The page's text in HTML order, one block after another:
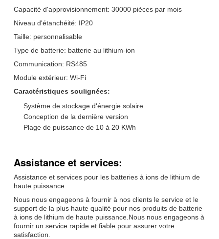
Capacité d'approvisionnement: 30000 pièces par mois
Niveau d'étanchéité: IP20
Taille: personnalisable
Type de batterie: batterie au lithium-ion
Communication: RS485
Module extérieur: Wi-Fi
Caractéristiques soulignées:
Système de stockage d'énergie solaire
Conception de la dernière version
Plage de puissance de 10 à 20 KWh
Assistance et services:
Assistance et services pour les batteries à ions de lithium de
haute puissance
Nous nous engageons à fournir à nos clients le service et le
support de la plus haute qualité pour nos produits de batterie
à ions de lithium de haute puissance.Nous nous engageons à
fournir un service rapide et fiable pour assurer votre
satisfaction.